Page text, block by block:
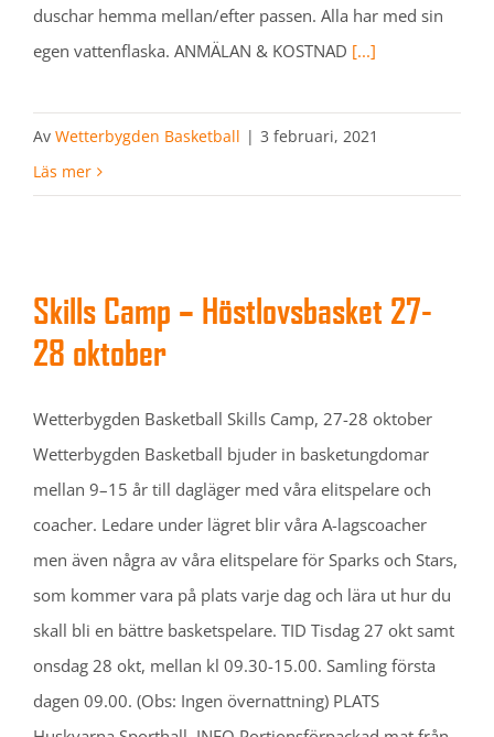
duschar hemma mellan/efter passen. Alla har med sin
egen vattenflaska. ANMÄLAN & KOSTNAD [...]
Av Wetterbygden Basketball | 3 februari, 2021
Läs mer
Skills Camp – Höstlovsbasket 27-
28 oktober
Wetterbygden Basketball Skills Camp, 27-28 oktober
Wetterbygden Basketball bjuder in basketungdomar
mellan 9–15 år till dagläger med våra elitspelare och
coacher. Ledare under lägret blir våra A-lagscoacher
men även några av våra elitspelare för Sparks och Stars,
som kommer vara på plats varje dag och lära ut hur du
skall bli en bättre basketspelare. TID Tisdag 27 okt samt
onsdag 28 okt, mellan kl 09.30-15.00. Samling första
dagen 09.00. (Obs: Ingen övernattning) PLATS